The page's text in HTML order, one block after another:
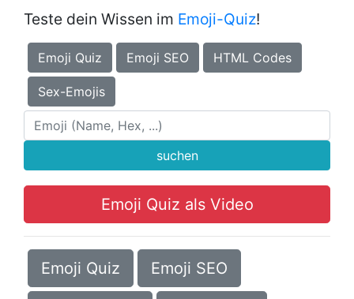
Teste dein Wissen im Emoji-Quiz!
Emoji Quiz Emoji SEO HTML Codes
Sex-Emojis
suchen
Emoji Quiz als Video
Emoji Quiz Emoji SEO